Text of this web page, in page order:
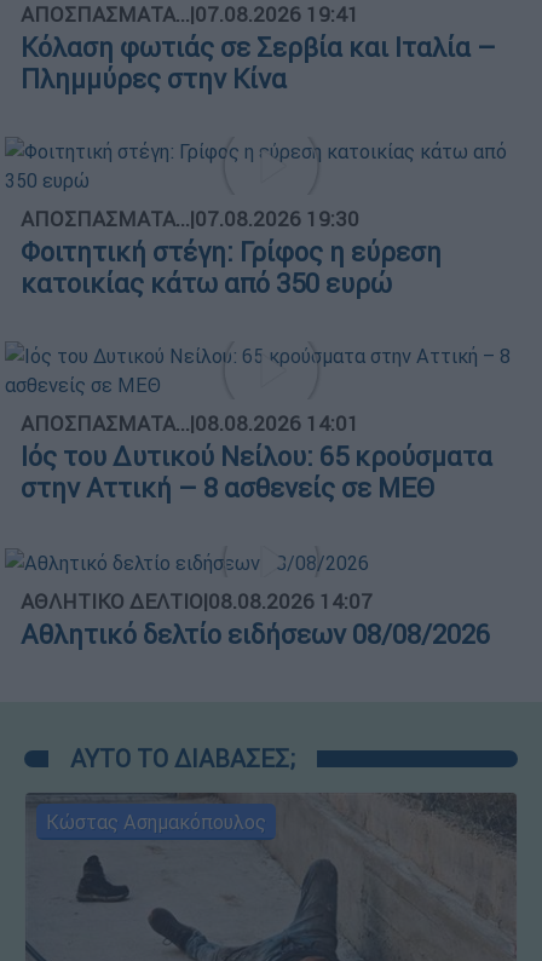
ΑΠΟΣΠΑΣΜΑΤΑ...|07.08.2026 19:41
Κόλαση φωτιάς σε Σερβία και Ιταλία –
Πλημμύρες στην Κίνα
ΑΠΟΣΠΑΣΜΑΤΑ...|07.08.2026 19:30
Φοιτητική στέγη: Γρίφος η εύρεση
κατοικίας κάτω από 350 ευρώ
ΑΠΟΣΠΑΣΜΑΤΑ...|08.08.2026 14:01
Ιός του Δυτικού Νείλου: 65 κρούσματα
στην Αττική – 8 ασθενείς σε ΜΕΘ
ΑΘΛΗΤΙΚΟ ΔΕΛΤΙΟ|08.08.2026 14:07
Αθλητικό δελτίο ειδήσεων 08/08/2026
ΑΥΤΟ ΤΟ ΔΙΑΒΑΣΕΣ;
Κώστας Ασημακόπουλος